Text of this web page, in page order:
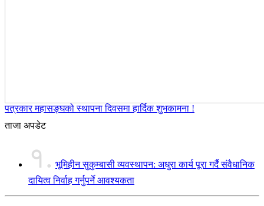
पत्रकार महासङ्घको स्थापना दिवसमा हार्दिक शुभकामना !
ताजा अपडेट
१. भूमिहीन सुकुम्बासी व्यवस्थापन: अधुरा कार्य पूरा गर्दै संवैधानिक
दायित्व निर्वाह गर्नुपर्ने आवश्यकता